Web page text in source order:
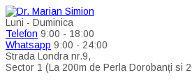
Luni - Duminica
Telefon 9:00 - 18:00
Whatsapp 9:00 - 24:00
Strada Londra nr.9,
Sector 1 (La 200m de Perla Dorobanți si